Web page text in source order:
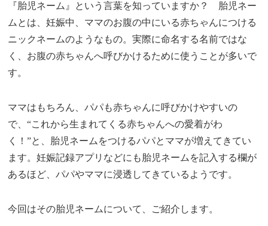
『胎児ネーム』という言葉を知っていますか？ 胎児ネー
ムとは、妊娠中、ママのお腹の中にいる赤ちゃんにつける
ニックネームのようなもの。実際に命名する名前ではな
く、お腹の赤ちゃんへ呼びかけるために使うことが多いで
す。
ママはもちろん、パパも赤ちゃんに呼びかけやすいの
で、“これから生まれてくる赤ちゃんへの愛着がわ
く！”と、胎児ネームをつけるパパとママが増えてきてい
ます。妊娠記録アプリなどにも胎児ネームを記入する欄が
あるほど、パパやママに浸透してきているようです。
今回はその胎児ネームについて、ご紹介します。